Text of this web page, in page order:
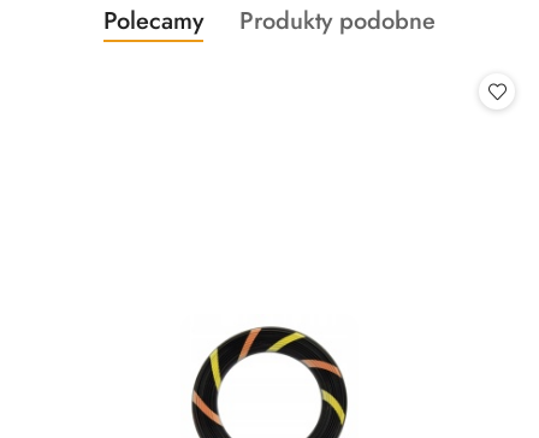
Pomiń karuzelę produktów
Produkty
o
Polecamy
Produkty
Produkty podobne